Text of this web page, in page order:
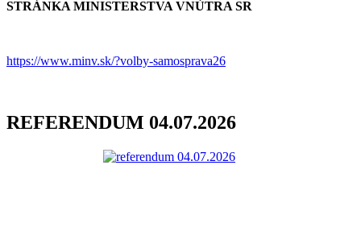
STRÁNKA MINISTERSTVA VNÚTRA SR
https://www.minv.sk/?volby-samosprava26
REFERENDUM 04.07.2026